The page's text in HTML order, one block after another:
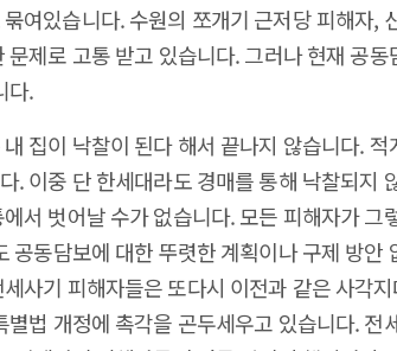
여있습니다. 수원의 쪼개기 근저당 피해자,
문제로 고통 받고 있습니다. 그러나 현재 공
다.
집이 낙찰이 된다 해서 끝나지 않습니다.
. 이중 단 한세대라도 경매를 통해 낙찰되지
서 벗어날 수가 없습니다. 모든 피해자가
공동담보에 대한 뚜렷한 계획이나 구제 방
사기 피해자들은 또다시 이전과 같은 사각
별법 개정에 촉각을 곤두세우고 있습니다.